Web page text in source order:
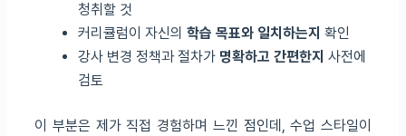
청취할 것
커리큘럼이 자신의 학습 목표와 일치하는지 확인
강사 변경 정책과 절차가 명확하고 간편한지 사전에
검토
이 부분은 제가 직접 경험하며 느낀 점인데, 수업 스타일이